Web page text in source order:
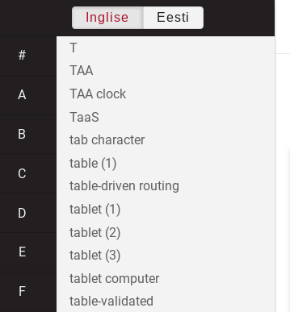
Inglise Eesti
#
A
B
C
D
E
F
T
TAA
TAA clock
TaaS
tab character
table (1)
table-driven routing
tablet (1)
tablet (2)
tablet (3)
tablet computer
table-validated